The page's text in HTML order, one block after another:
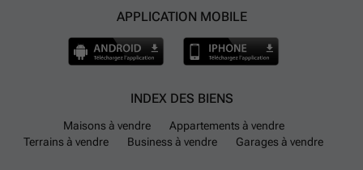
APPLICATION MOBILE
INDEX DES BIENS
Maisons à vendre
Appartements à vendre
Terrains à vendre
Business à vendre Garages à vendre